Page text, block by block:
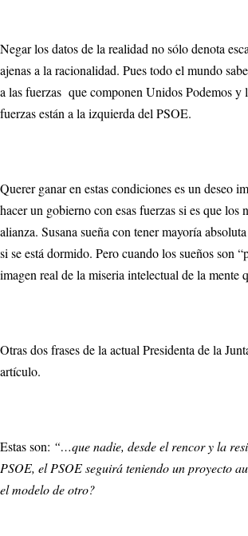
Negar los datos de la realidad no sólo denota
ajenas a la racionalidad. Pues todo el mundo
a las fuerzas que componen Unidos Podemos
fuerzas están a la izquierda del PSOE.
Querer ganar en estas condiciones es un deseo
hacer un gobierno con esas fuerzas si es que los
alianza. Susana sueña con tener mayoría
si se está dormido. Pero cuando los sueños son
imagen real de la miseria intelectual de la mente
Otras dos frases de la actual Presidenta de la
artículo.
Estas son: “…que nadie, desde el rencor y la
PSOE, el PSOE seguirá teniendo un proyecto
el modelo de otro?